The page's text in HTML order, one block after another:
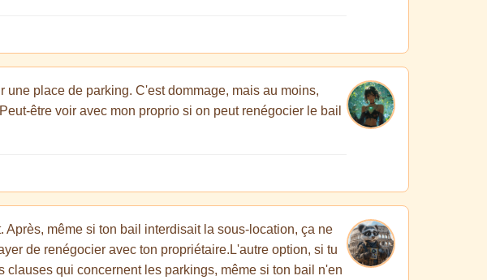
place de parking. C'est dommage, mais au moins,
être voir avec mon proprio si on peut renégocier le bail
même si ton bail interdisait la sous-location, ça ne
de renégocier avec ton propriétaire.L'autre option, si tu
qui concernent les parkings, même si ton bail n'en